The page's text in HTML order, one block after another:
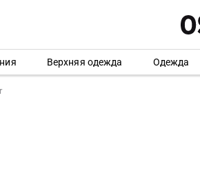
Верхняя одежда Одежда